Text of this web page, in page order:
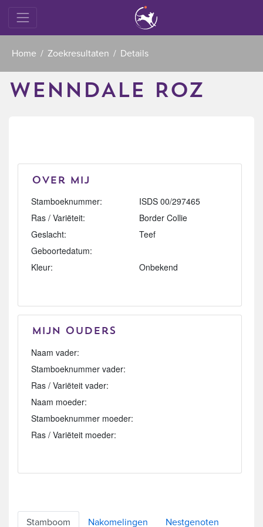
Home Zoekresultaten Details
WENNDALE ROZ
Over mij
Stamboeknummer:
ISDS 00/297465
Ras / Variëteit:
Border Collie
Geslacht:
Teef
Geboortedatum:
Kleur:
Onbekend
Mijn Ouders
Naam vader:
Stamboeknummer vader:
Ras / Variëteit vader:
Naam moeder:
Stamboeknummer moeder:
Ras / Variëteit moeder:
Stamboom Nakomelingen Nestgenoten